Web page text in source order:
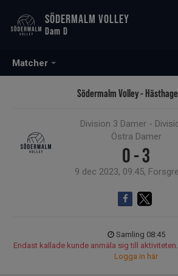
Matcher
SÖDERMALM VOLLEY
Dam D
Södermalm Volley -
Division 3 Damer -
Östra Damer
0 - 3
9 dec 2023, 09:45,
Samling 08:45
Endast kallade kunde anmäla sig till
Logga in här